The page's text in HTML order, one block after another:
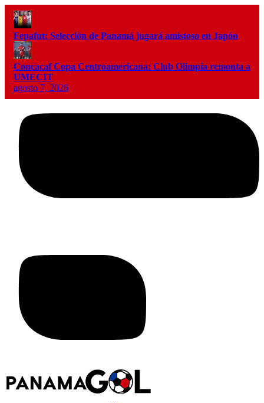
Fepafut: Selección de Panamá jugará amistoso en Japón
Concacaf Copa Centroamericana: Club Olimpia remonta a
UMECIT
agosto 7, 2026